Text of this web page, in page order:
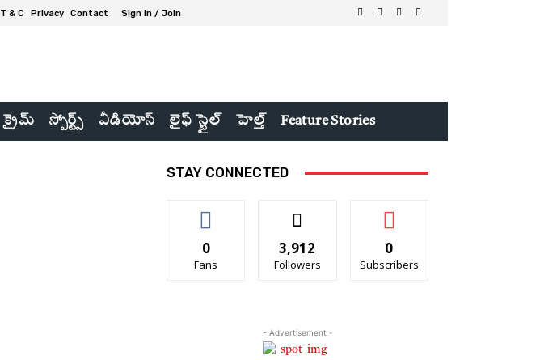
T & C Privacy Contact Sign in / Join
క్రైమ్ స్పోర్ట్స్ వీడియోస్ లైఫ్ స్టైల్ హెల్త్ Feature Stories
STAY CONNECTED
0
Fans
3,912
Followers
0
Subscribers
- Advertisement -